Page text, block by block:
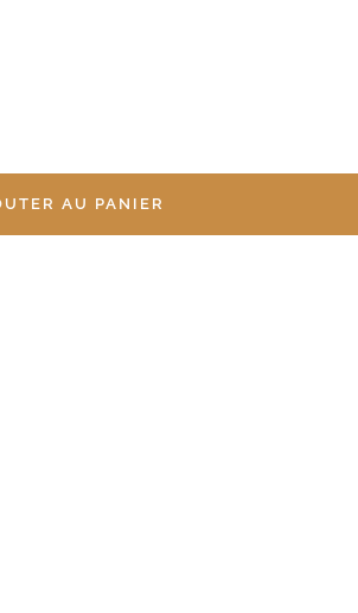
AU PANIER